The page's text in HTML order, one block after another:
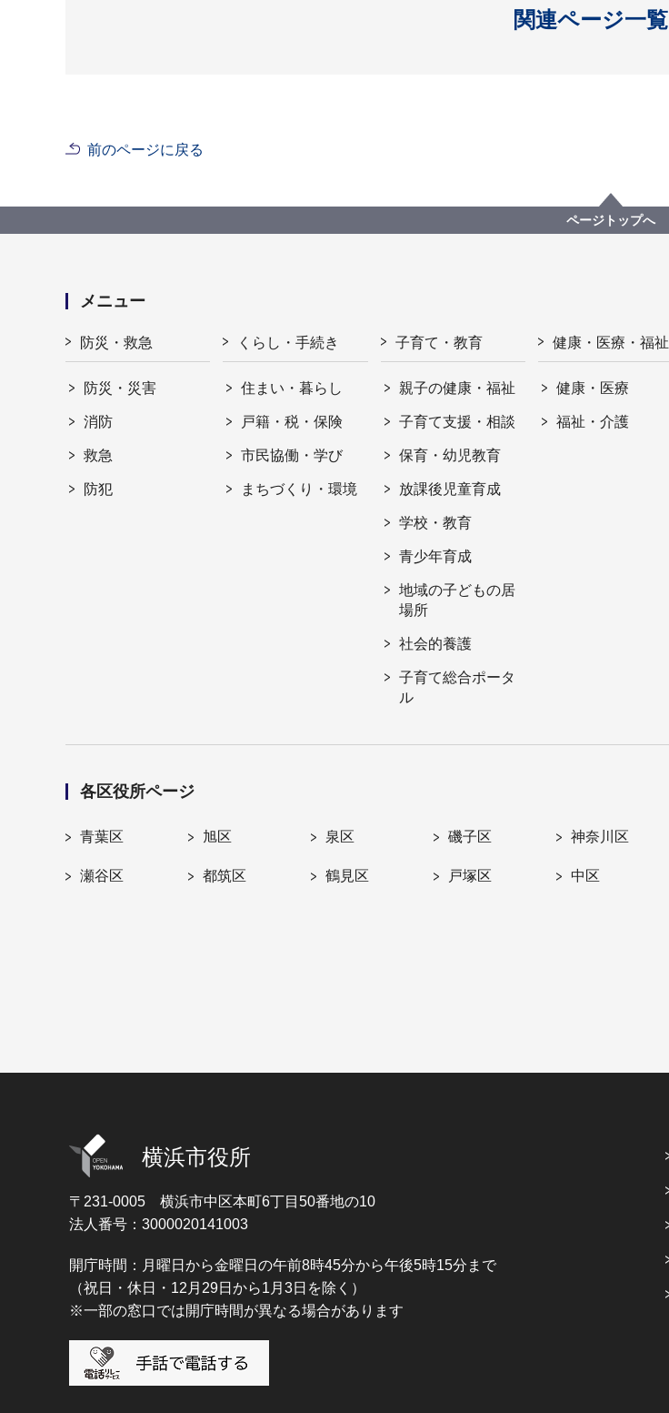
関連ページ一覧
開く
前のページに戻る
ページトップへ
メニュー
防災・救急
防災・災害
消防
救急
防犯
くらし・手続き
住まい・暮らし
戸籍・税・保険
市民協働・学び
まちづくり・環境
子育て・教育
親子の健康・福祉
子育て支援・相談
保育・幼児教育
放課後児童育成
学校・教育
青少年育成
地域の子どもの居
場所
社会的養護
子育て総合ポータ
ル
健康・医療・福祉
健康・医療
福祉・介護
各区役所ページ
青葉区 旭区 泉区 磯子区 神奈川区
瀬谷区 都筑区 鶴見区 戸塚区 中区
横浜市役所
〒231-0005 横浜市中区本町6丁目50番地の10
法人番号：3000020141003
開庁時間：月曜日から金曜日の午前8時45分から午後5時15分まで
（祝日・休日・12月29日から1月3日を除く）
※一部の窓口では開庁時間が異なる場合があります